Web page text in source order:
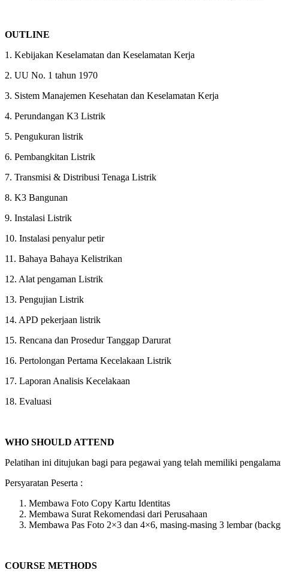
OUTLINE
1. Kebijakan Keselamatan dan Keselamatan Kerja
2. UU No. 1 tahun 1970
3. Sistem Manajemen Kesehatan dan Keselamatan Kerja
4. Perundangan K3 Listrik
5. Pengukuran listrik
6. Pembangkitan Listrik
7. Transmisi & Distribusi Tenaga Listrik
8. K3 Bangunan
9. Instalasi Listrik
10. Instalasi penyalur petir
11. Bahaya Bahaya Kelistrikan
12. Alat pengaman Listrik
13. Pengujian Listrik
14. APD pekerjaan listrik
15. Rencana dan Prosedur Tanggap Darurat
16. Pertolongan Pertama Kecelakaan Listrik
17. Laporan Analisis Kecelakaan
18. Evaluasi
WHO SHOULD ATTEND
Pelatihan ini ditujukan bagi para pegawai yang telah memiliki
Persyaratan Peserta :
Membawa Foto Copy Kartu Identitas
Membawa Surat Rekomendasi dari Perusahaan
Membawa Pas Foto 2×3 dan 4×6, masing-masing 3 lembar
COURSE METHODS